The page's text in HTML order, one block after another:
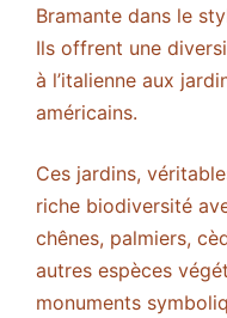
Bramante dans le
Ils offrent une
à l’italienne aux
américains.
Ces jardins,
riche biodiversité
chênes, palmiers,
autres espèces
monuments